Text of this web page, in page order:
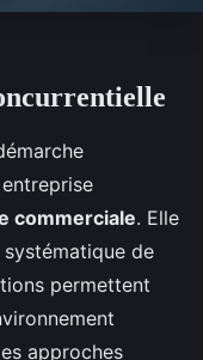
commerciale. Elle
systématique de
permettent
approches